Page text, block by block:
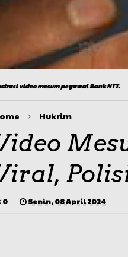
video mesum pegawai Bank NTT.
Hukrim
0 Senin, 08 April 2024